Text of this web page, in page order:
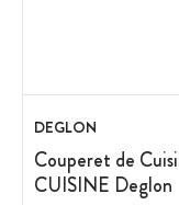
DEGLON
Couperet de
CUISINE Deglon